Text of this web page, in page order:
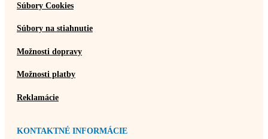
Súbory Cookies
Súbory na stiahnutie
Možnosti dopravy
Možnosti platby
Reklamácie
KONTAKTNÉ INFORMÁCIE